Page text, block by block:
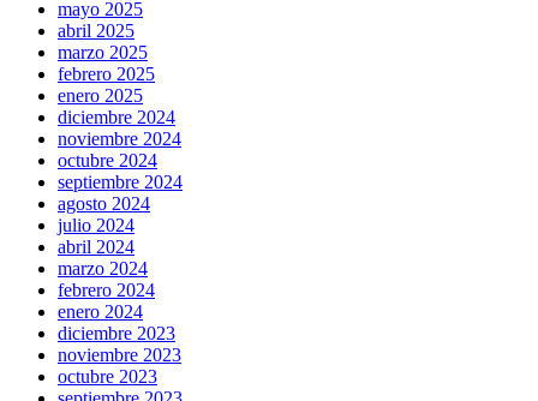
mayo 2025
abril 2025
marzo 2025
febrero 2025
enero 2025
diciembre 2024
noviembre 2024
octubre 2024
septiembre 2024
agosto 2024
julio 2024
abril 2024
marzo 2024
febrero 2024
enero 2024
diciembre 2023
noviembre 2023
octubre 2023